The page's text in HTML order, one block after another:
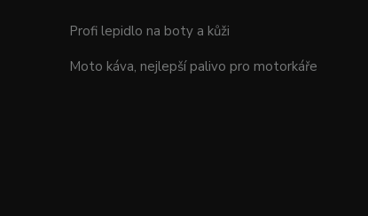
Profi lepidlo na boty a kůži
Moto káva, nejlepší palivo pro motorkáře